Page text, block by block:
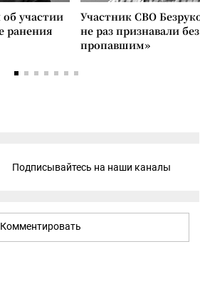
участии
ранения
Участник СВО
не раз признавали
пропавшим»
Подписывайтесь на наши каналы
Комментировать